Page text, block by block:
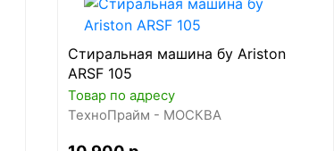
Стиральная машина бу Ariston
ARSF 105
Товар по адресу
ТехноПрайм - МОСКВА